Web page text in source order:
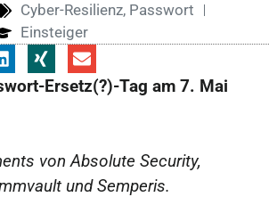
Cyber-Resilienz, Passwort
Einsteiger
Ersetz(?)-Tag am 7. Mai
von Absolute Security,
und Semperis.